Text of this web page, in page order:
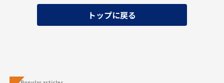
トップに戻る